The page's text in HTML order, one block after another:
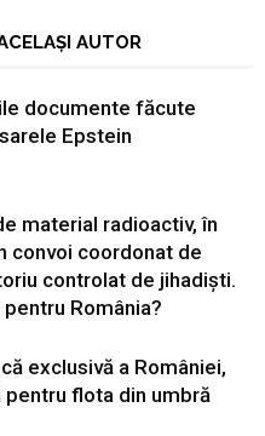
AUTOR
documente făcute
Epstein
material radioactiv, în
convoi coordonat de
controlat de jihadiști.
România?
exclusivă a României,
flota din umbră